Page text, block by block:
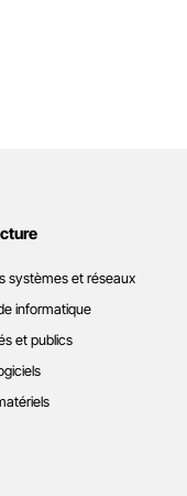
systèmes et réseaux
informatique
et publics